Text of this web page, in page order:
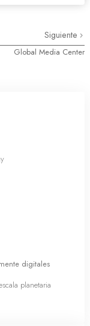
Siguiente
Global Media Center
digitales
planetaria